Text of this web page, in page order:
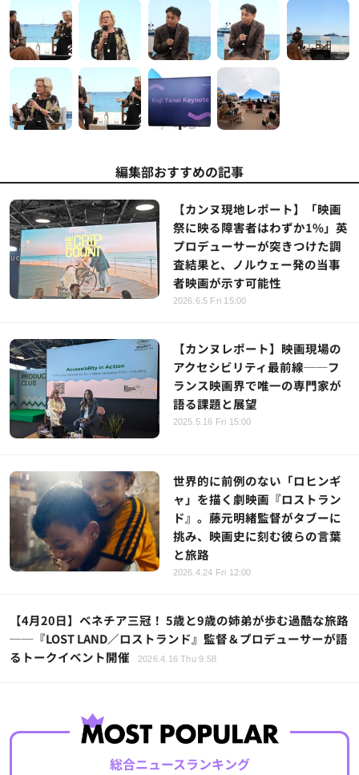
編集部おすすめの記事
【カンヌ現地レポート】「映画
祭に映る障害者はわずか1%」英
プロデューサーが突きつけた調
査結果と、ノルウェー発の当事
者映画が示す可能性
2026.6.5 Fri 15:00
【カンヌレポート】映画現場の
アクセシビリティ最前線──フ
ランス映画界で唯一の専門家が
語る課題と展望
2025.5.16 Fri 15:00
世界的に前例のない「ロヒンギ
ャ」を描く劇映画『ロストラン
ド』。藤元明緒監督がタブーに
挑み、映画史に刻む彼らの言葉
と旅路
2026.4.24 Fri 12:00
【4月20日】ベネチア三冠！ 5歳と9歳の姉弟が歩む過酷な旅路
──『LOST LAND／ロストランド』監督＆プロデューサーが語
るトークイベント開催
2026.4.16 Thu 9:58
総合ニュースランキング